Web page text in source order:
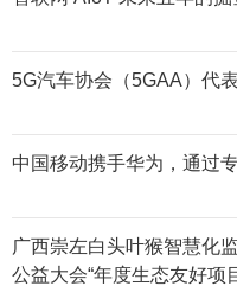
5G汽车协会（5GAA）代
中国移动携手华为，通过
广西崇左白头叶猴智慧化
公益大会“年度生态友好项